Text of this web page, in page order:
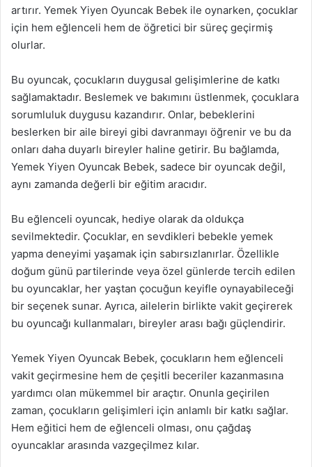
artırır. Yemek Yiyen Oyuncak Bebek ile oynarken, çocuklar
için hem eğlenceli hem de öğretici bir süreç geçirmiş
olurlar.
Bu oyuncak, çocukların duygusal gelişimlerine de katkı
sağlamaktadır. Beslemek ve bakımını üstlenmek, çocuklara
sorumluluk duygusu kazandırır. Onlar, bebeklerini
beslerken bir aile bireyi gibi davranmayı öğrenir ve bu da
onları daha duyarlı bireyler haline getirir. Bu bağlamda,
Yemek Yiyen Oyuncak Bebek, sadece bir oyuncak değil,
aynı zamanda değerli bir eğitim aracıdır.
Bu eğlenceli oyuncak, hediye olarak da oldukça
sevilmektedir. Çocuklar, en sevdikleri bebekle yemek
yapma deneyimi yaşamak için sabırsızlanırlar. Özellikle
doğum günü partilerinde veya özel günlerde tercih edilen
bu oyuncaklar, her yaştan çocuğun keyifle oynayabileceği
bir seçenek sunar. Ayrıca, ailelerin birlikte vakit geçirerek
bu oyuncağı kullanmaları, bireyler arası bağı güçlendirir.
Yemek Yiyen Oyuncak Bebek, çocukların hem eğlenceli
vakit geçirmesine hem de çeşitli beceriler kazanmasına
yardımcı olan mükemmel bir araçtır. Onunla geçirilen
zaman, çocukların gelişimleri için anlamlı bir katkı sağlar.
Hem eğitici hem de eğlenceli olması, onu çağdaş
oyuncaklar arasında vazgeçilmez kılar.